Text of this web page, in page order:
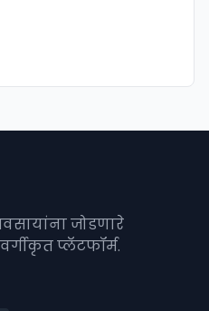
जोडणारे
प्लॅटफॉर्म.